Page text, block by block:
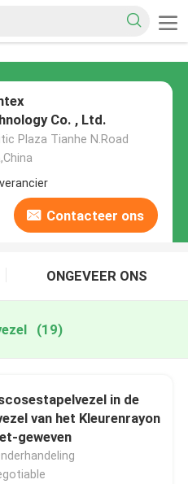
Co. , Ltd.
Plaza Tianhe N.Road
Contacteer ons
ONGEVEER ONS
(19)
in de
van het Kleurenrayon
geweven